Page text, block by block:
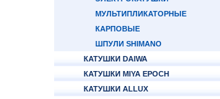
МУЛЬТИПЛИКАТОРНЫЕ
КАРПОВЫЕ
ШПУЛИ SHIMANO
КАТУШКИ DAIWA
КАТУШКИ MIYA EPOCH
КАТУШКИ ALLUX